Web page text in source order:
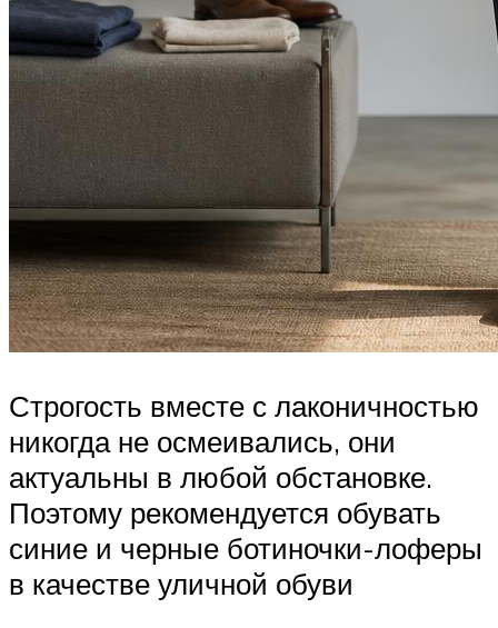
Строгость вместе с лаконичностью
никогда не осмеивались, они
актуальны в любой обстановке.
Поэтому рекомендуется обувать
синие и черные ботиночки-лоферы
в качестве уличной обуви